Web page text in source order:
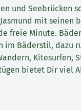
und Seebrücken
mit seinen
freie Minute.
im Bäderstil, dazu
Kitesurfen,
bietet Dir viel